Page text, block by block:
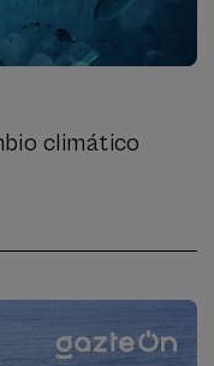
climático